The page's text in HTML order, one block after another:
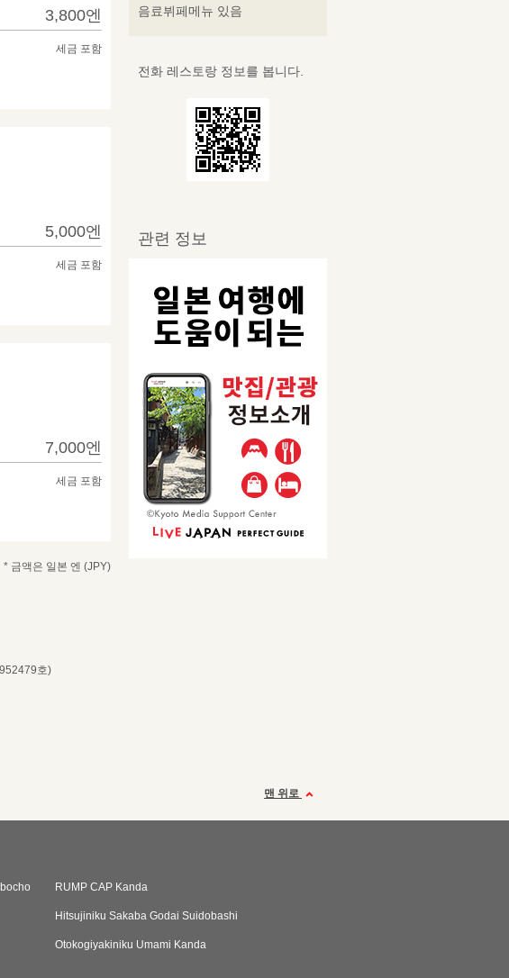
3,800엔
세금 포함
5,000엔
세금 포함
7,000엔
세금 포함
* 금액은 일본 엔 (JPY)
호)
음료뷔페메뉴 있음
전화 레스토랑 정보를 봅니다.
관련 정보
맨 위로
RUMP CAP Kanda
Hitsujiniku Sakaba Godai Suidobashi
Otokogiyakiniku Umami Kanda